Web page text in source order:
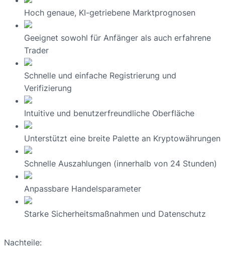
Hoch genaue, KI-getriebene Marktprognosen
Geeignet sowohl für Anfänger als auch erfahrene
Trader
Schnelle und einfache Registrierung und
Verifizierung
Intuitive und benutzerfreundliche Oberfläche
Unterstützt eine breite Palette an Kryptowährungen
Schnelle Auszahlungen (innerhalb von 24 Stunden)
Anpassbare Handelsparameter
Starke Sicherheitsmaßnahmen und Datenschutz
Nachteile: